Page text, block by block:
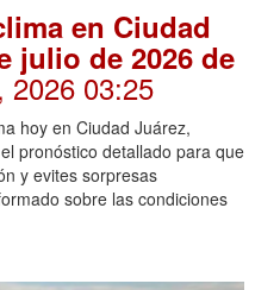
en Ciudad
julio de 2026 de
2026 03:25
hoy en Ciudad Juárez,
pronóstico detallado para que
y evites sorpresas
sobre las condiciones